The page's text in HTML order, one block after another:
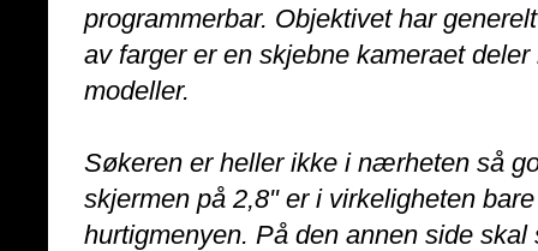
programmerbar. Objektivet har
av farger er en skjebne kameraet
modeller.
Søkeren er heller ikke i nærheten så
skjermen på 2,8" er i virkeligheten
hurtigmenyen. På den annen side